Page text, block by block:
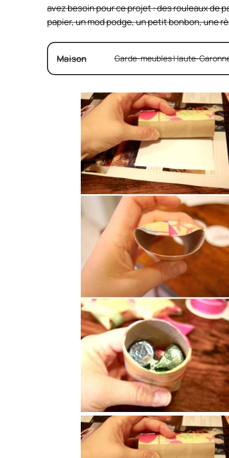
avez besoin pour ce projet : des rouleaux de
papier, un mod podge, un petit bonbon, une
Maison Garde-meubles Haute-